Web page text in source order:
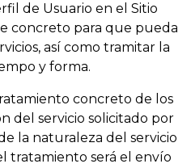
de Usuario en el Sitio
concreto para que pueda
así como tramitar la
y forma.
concreto de los
del servicio solicitado por
la naturaleza del servicio
tratamiento será el envío